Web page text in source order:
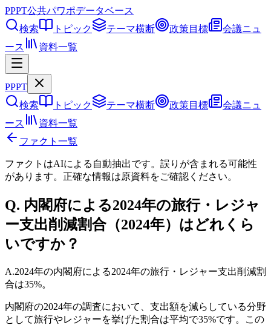
PPPT公共パワポデータベース
検索
トピック テーマ横断 政策目標
会議ニュ
ース
資料一覧
PPPT
検索
トピック テーマ横断 政策目標
会議ニュ
ース
資料一覧
ファクト一覧
ファクトはAIによる自動抽出です。誤りが含まれる可能性
があります。正確な情報は原資料をご確認ください。
Q. 内閣府による2024年の旅行・レジャ
ー支出削減割合（2024年）はどれくら
いですか？
A.2024年の内閣府による2024年の旅行・レジャー支出削減割
合は35%。
内閣府の2024年の調査において、支出額を減らしている分野
として旅行やレジャーを挙げた割合は平均で35%です。この